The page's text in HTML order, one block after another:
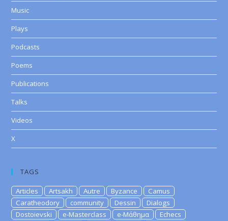
Music
Plays
Podcasts
Poems
Publications
Talks
Videos
X
TAGS
Articles Artsakh Autre Byzance
Camus
Caratheodory
community Dessin
Dialogs
Dostoievski
e-Masterclass e-Μάθημα
Echecs